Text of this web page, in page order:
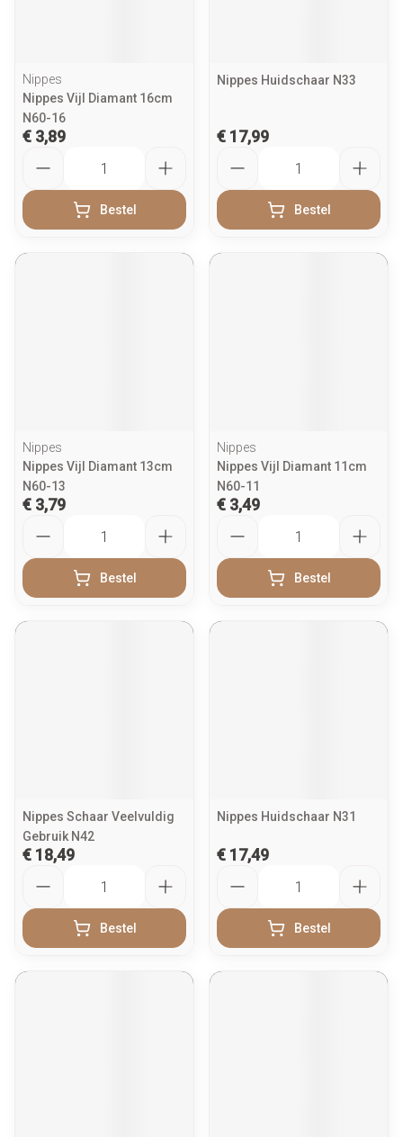
Nippes
Nippes Vijl Diamant 16cm
N60-16
€ 3,89
Bestel
Nippes Huidschaar N33
€ 17,99
Bestel
Nippes
Nippes Vijl Diamant 13cm
N60-13
€ 3,79
Bestel
Nippes
Nippes Vijl Diamant 11cm
N60-11
€ 3,49
Bestel
Nippes Schaar Veelvuldig
Gebruik N42
€ 18,49
Bestel
Nippes Huidschaar N31
€ 17,49
Bestel